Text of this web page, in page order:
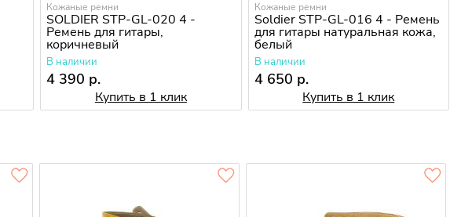
Кожаные ремни
SOLDIER STP-GL-020 4 -
Ремень для гитары,
коричневый
В наличии
4 390 р.
Купить в 1 клик
Кожаные ремни
Soldier STP-GL-016 4 - Ремень
для гитары натуральная кожа,
белый
В наличии
4 650 р.
Купить в 1 клик